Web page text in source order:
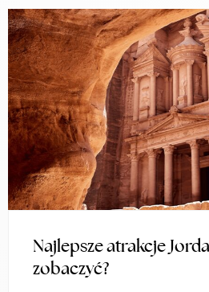
Najlepsze atrakcje
zobaczyć?